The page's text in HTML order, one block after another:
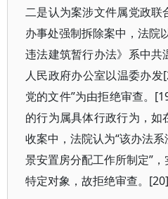
二是认为案涉文件属党政联
办事处强制拆除案中，法院
违法建筑暂行办法》系中
人民政府办公室以温委办
党的文件”为由拒绝审查。
的行为属具体行政行为，如
收案中，法院认为“该办法
景安置房分配工作所制定”
特定对象，故拒绝审查。[20]